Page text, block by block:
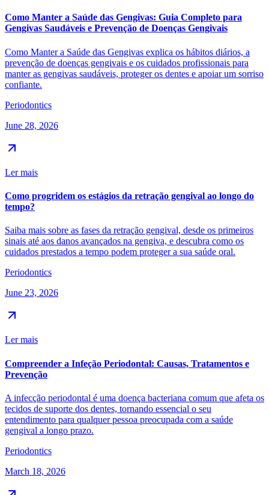
Como Manter a Saúde das Gengivas: Guia Completo para
Gengivas Saudáveis e Prevenção de Doenças Gengivais
Como Manter a Saúde das Gengivas explica os hábitos diários, a
prevenção de doenças gengivais e os cuidados profissionais para
manter as gengivas saudáveis, proteger os dentes e apoiar um sorriso
confiante.
Periodontics
June 28, 2026
Ler mais
Como progridem os estágios da retração gengival ao longo do
tempo?
Saiba mais sobre as fases da retração gengival, desde os primeiros
sinais até aos danos avançados na gengiva, e descubra como os
cuidados prestados a tempo podem proteger a sua saúde oral.
Periodontics
June 23, 2026
Ler mais
Compreender a Infeção Periodontal: Causas, Tratamentos e
Prevenção
A infecção periodontal é uma doença bacteriana comum que afeta os
tecidos de suporte dos dentes, tornando essencial o seu
entendimento para qualquer pessoa preocupada com a saúde
gengival a longo prazo.
Periodontics
March 18, 2026